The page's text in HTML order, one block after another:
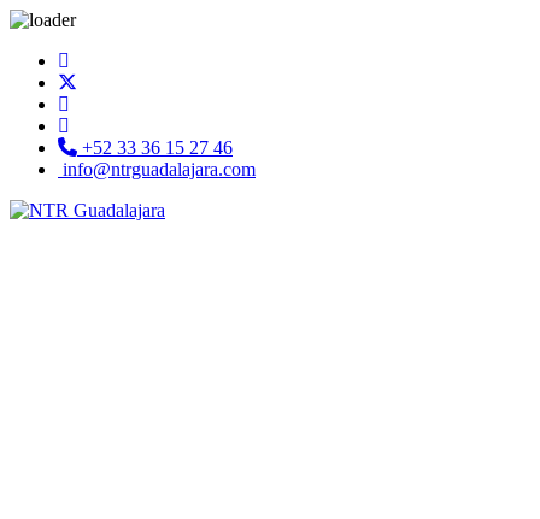
+52 33 36 15 27 46
info@ntrguadalajara.com